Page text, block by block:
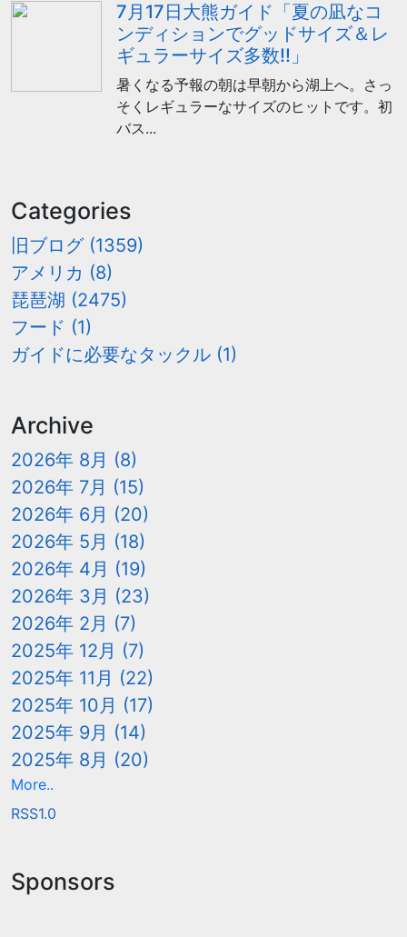
7月17日大熊ガイド「夏の凪なコ
ンディションでグッドサイズ＆レ
ギュラーサイズ多数!!」
暑くなる予報の朝は早朝から湖上へ。さっ
そくレギュラーなサイズのヒットです。初
バス...
Categories
旧ブログ (1359)
アメリカ (8)
琵琶湖 (2475)
フード (1)
ガイドに必要なタックル (1)
Archive
2026年 8月 (8)
2026年 7月 (15)
2026年 6月 (20)
2026年 5月 (18)
2026年 4月 (19)
2026年 3月 (23)
2026年 2月 (7)
2025年 12月 (7)
2025年 11月 (22)
2025年 10月 (17)
2025年 9月 (14)
2025年 8月 (20)
More..
RSS1.0
Sponsors